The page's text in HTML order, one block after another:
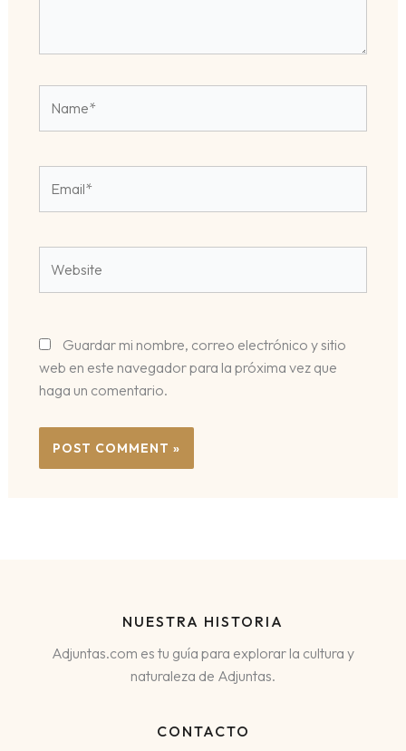
Guardar mi nombre, correo electrónico y sitio
web en este navegador para la próxima vez que
haga un comentario.
NUESTRA HISTORIA
Adjuntas.com es tu guía para explorar la cultura y
naturaleza de Adjuntas.
CONTACTO